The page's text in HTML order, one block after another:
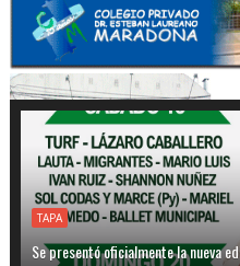
TAPA
Se presentó oficialmente la nueva